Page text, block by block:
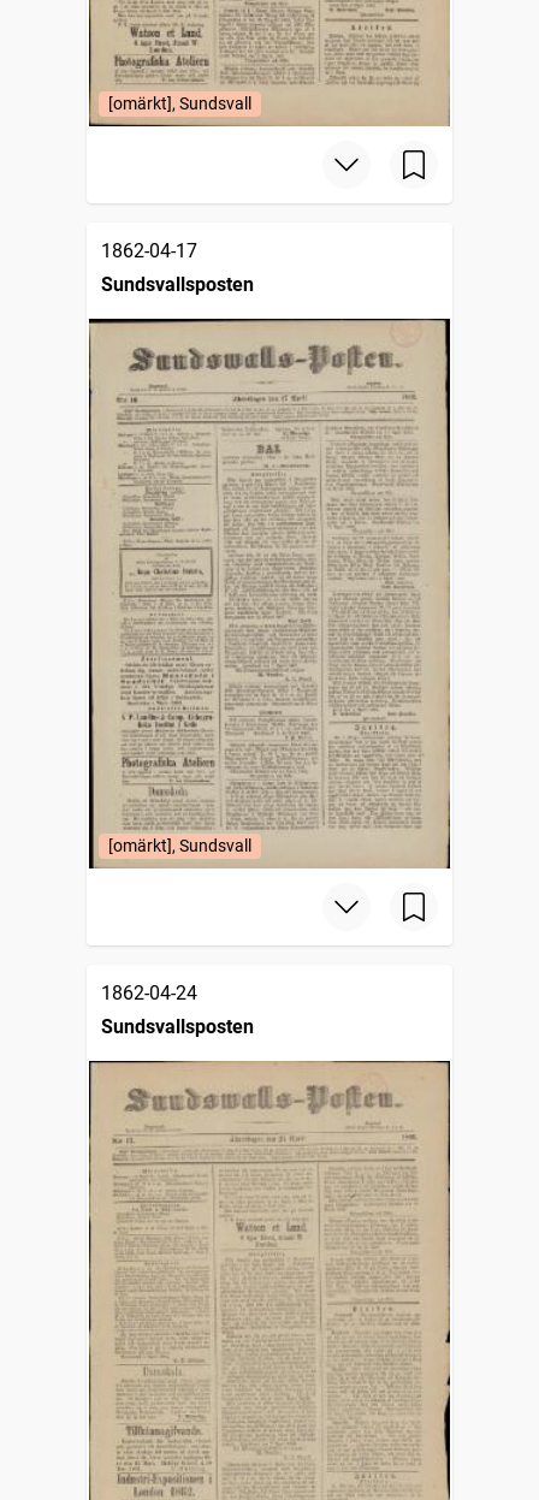
[omärkt], Sundsvall
1862-04-17
Sundsvallsposten
[omärkt], Sundsvall
1862-04-24
Sundsvallsposten